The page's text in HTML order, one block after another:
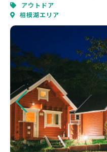
アウトドア
相模湖エリア